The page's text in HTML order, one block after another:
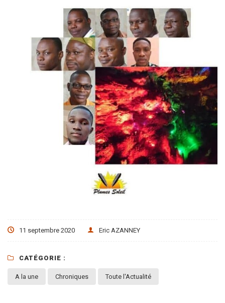
11 septembre 2020 Eric AZANNEY
CATÉGORIE :
A la une Chroniques Toute l'Actualité